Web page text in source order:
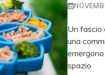
Un fascio
una
spazio